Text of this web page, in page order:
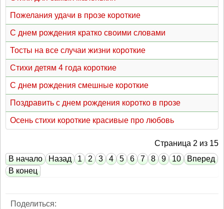
Пожелания удачи в прозе короткие
С днем рождения кратко своими словами
Тосты на все случаи жизни короткие
Стихи детям 4 года короткие
С днем рождения смешные короткие
Поздравить с днем рождения коротко в прозе
Осень стихи короткие красивые про любовь
Страница 2 из 15
В начало
Назад 1 2 3 4 5 6 7 8 9 10
Вперед
В конец
Поделиться: